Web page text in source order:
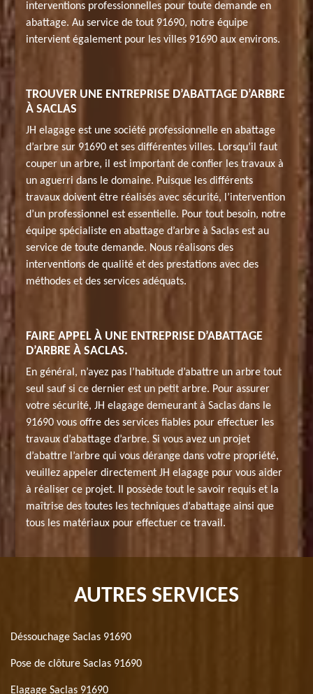
interventions professionnelles pour toute demande en
abattage. Au service de tout 91690, notre équipe
intervient également pour les villes 91690 aux environs.
TROUVER UNE ENTREPRISE D’ABATTAGE D’ARBRE
À SACLAS
JH elagage est une société professionnelle en abattage
d’arbre sur 91690 et ses différentes villes. Lorsqu’il faut
couper un arbre, il est important de confier les travaux à
un aguerri dans le domaine. Puisque les différents
travaux doivent être réalisés avec sécurité, l’intervention
d’un professionnel est essentielle. Pour tout besoin, notre
équipe spécialiste en abattage d’arbre à Saclas est au
service de toute demande. Nous réalisons des
interventions de qualité et des prestations avec des
méthodes et des services adéquats.
FAIRE APPEL À UNE ENTREPRISE D’ABATTAGE
D’ARBRE À SACLAS.
En général, n’ayez pas l’habitude d’abattre un arbre tout
seul sauf si ce dernier est un petit arbre. Pour assurer
votre sécurité, JH elagage demeurant à Saclas dans le
91690 vous offre des services fiables pour effectuer les
travaux d’abattage d’arbre. Si vous avez un projet
d’abattre l’arbre qui vous dérange dans votre propriété,
veuillez appeler directement JH elagage pour vous aider
à réaliser ce projet. Il possède tout le savoir requis et la
maîtrise des toutes les techniques d’abattage ainsi que
tous les matériaux pour effectuer ce travail.
AUTRES SERVICES
Déssouchage Saclas 91690
Pose de clôture Saclas 91690
Elagage Saclas 91690